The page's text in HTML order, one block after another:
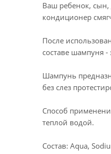
Ваш ребенок, сын,
кондиционер
После
составе шампуня
Шампунь
без слез
Способ
теплой водой.
Состав: Aqua,